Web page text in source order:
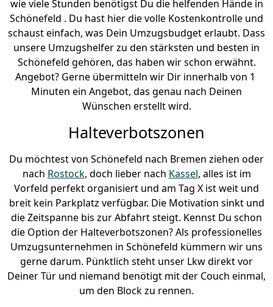
wie viele Stunden benötigst Du die helfenden Hände in
Schönefeld . Du hast hier die volle Kostenkontrolle und
schaust einfach, was Dein Umzugsbudget erlaubt. Dass
unsere Umzugshelfer zu den stärksten und besten in
Schönefeld gehören, das haben wir schon erwähnt.
Angebot? Gerne übermitteln wir Dir innerhalb von 1
Minuten ein Angebot, das genau nach Deinen
Wünschen erstellt wird.
Halteverbotszonen
Du möchtest von Schönefeld nach Bremen ziehen oder
nach Rostock, doch lieber nach Kassel, alles ist im
Vorfeld perfekt organisiert und am Tag X ist weit und
breit kein Parkplatz verfügbar. Die Motivation sinkt und
die Zeitspanne bis zur Abfahrt steigt. Kennst Du schon
die Option der Halteverbotszonen? Als professionelles
Umzugsunternehmen in Schönefeld kümmern wir uns
gerne darum. Pünktlich steht unser Lkw direkt vor
Deiner Tür und niemand benötigt mit der Couch einmal,
um den Block zu rennen.